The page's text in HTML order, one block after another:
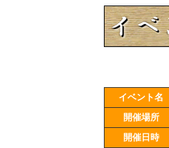
イベント名
開催場所
開催日時